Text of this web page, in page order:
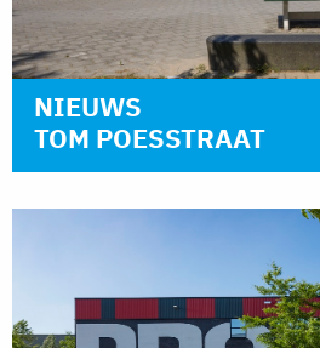
NIEUWS
TOM POESSTRAAT